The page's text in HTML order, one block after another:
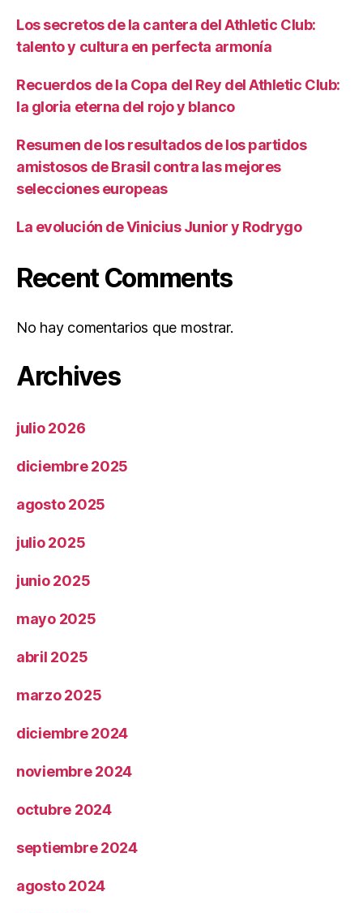
Los secretos de la cantera del Athletic Club:
talento y cultura en perfecta armonía
Recuerdos de la Copa del Rey del Athletic Club:
la gloria eterna del rojo y blanco
Resumen de los resultados de los partidos
amistosos de Brasil contra las mejores
selecciones europeas
La evolución de Vinicius Junior y Rodrygo
Recent Comments
No hay comentarios que mostrar.
Archives
julio 2026
diciembre 2025
agosto 2025
julio 2025
junio 2025
mayo 2025
abril 2025
marzo 2025
diciembre 2024
noviembre 2024
octubre 2024
septiembre 2024
agosto 2024